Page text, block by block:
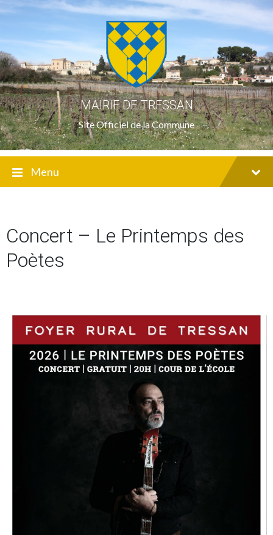
Skip
to
Skip
to
navigation
Skip
to
MAIRIE DE TRESSAN
Site Officiel de la Commune
Menu
Concert – Le Printemps des
Poètes